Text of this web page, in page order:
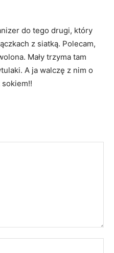
do tego drugi, który
z siatką. Polecam,
Mały trzyma tam
A ja walczę z nim o